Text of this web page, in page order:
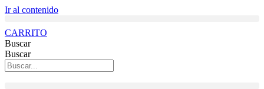
Ir al contenido
CARRITO
Buscar
Buscar